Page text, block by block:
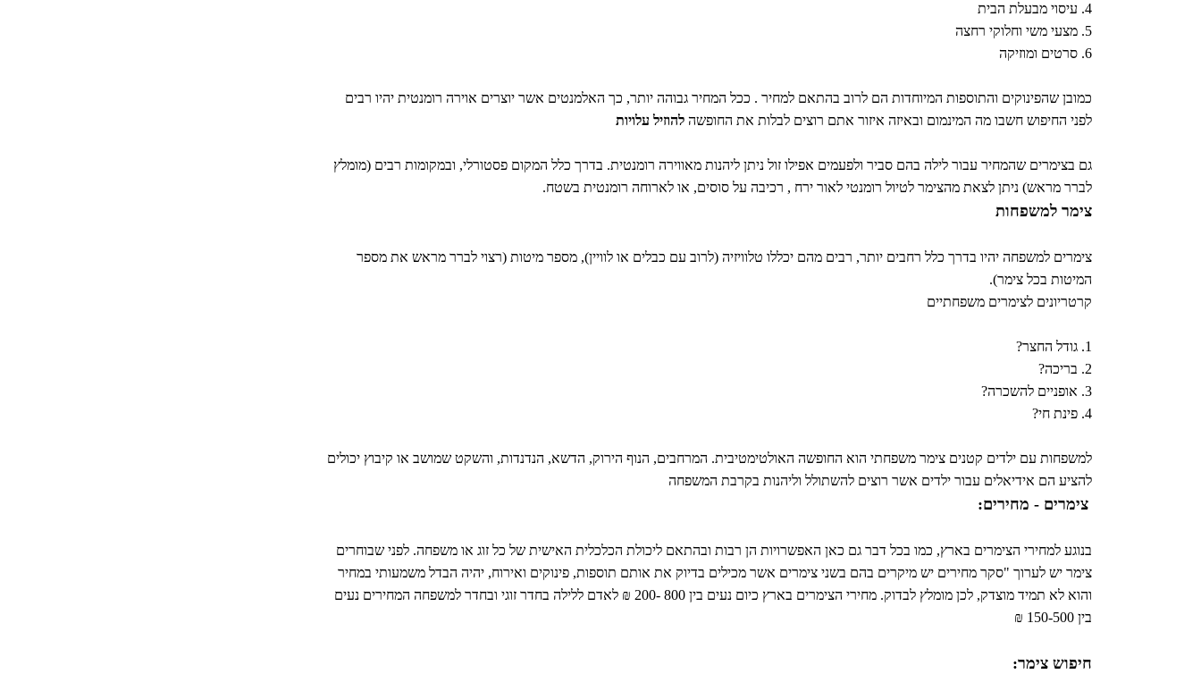
4. עיסוי מבעלת הבית
5. מצעי משי וחלוקי רחצה
6. סרטים ומוזיקה
כמובן שהפינוקים והתוספות המיוחדות הם לרוב בהתאם למחיר . ככל המחיר גבוהה יותר, כך האלמנטים אשר יוצרים אוירה רומנטית יהיו רבים
לפני החיפוש חשבו מה המינמום ובאיזה איזור אתם רוצים לבלות את החופשה להוזיל עלויות
גם בצימרים שהמחיר עבור לילה בהם סביר ולפעמים אפילו זול ניתן ליהנות מאווירה רומנטית. בדרך כלל המקום פסטורלי, ובמקומות רבים (מומלץ
לברר מראש) ניתן לצאת מהצימר לטיול רומנטי לאור ירח , רכיבה על סוסים, או לארוחה רומנטית בשטח.
צימר למשפחות
צימרים למשפחה יהיו בדרך כלל רחבים יותר, רבים מהם יכללו טלוויזיה (לרוב עם כבלים או לוויין), מספר מיטות (רצוי לברר מראש את מספר
המיטות בכל צימר).
קרטריונים לצימרים משפחתיים
1. גודל החצר?
2. בריכה?
3. אופניים להשכרה?
4. פינת חי?
למשפחות עם ילדים קטנים צימר משפחתי הוא החופשה האולטימטיבית. המרחבים, הנוף הירוק, הדשא, הנדנדות, והשקט שמושב או קיבוץ יכולים
להציע הם אידיאלים עבור ילדים אשר רוצים להשתולל וליהנות בקרבת המשפחה
צימרים - מחירים:
בנוגע למחירי הצימרים בארץ, כמו בכל דבר גם כאן האפשרויות הן רבות ובהתאם ליכולת הכלכלית האישית של כל זוג או משפחה. לפני שבוחרים
צימר יש לערוך "סקר מחירים יש מיקרים בהם בשני צימרים אשר מכילים בדיוק את אותם תוספות, פינוקים ואירוח, יהיה הבדל משמעותי במחיר
והוא לא תמיד מוצדק, לכן מומלץ לבדוק. מחירי הצימרים בארץ כיום נעים בין 800 -200 ₪ לאדם ללילה בחדר זוגי ובחדר למשפחה המחירים נעים
בין 150-500 ₪
חיפוש צימר: